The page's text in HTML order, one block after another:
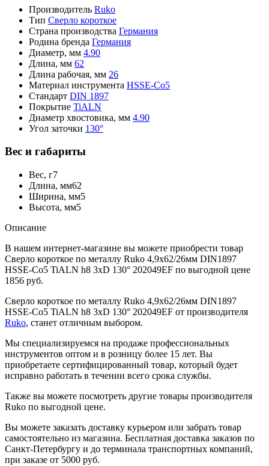
Производитель Ruko
Тип Сверло короткое
Страна производства Германия
Родина бренда Германия
Диаметр, мм 4.90
Длина, мм 62
Длина рабочая, мм 26
Материал инструмента HSSE-Co5
Стандарт DIN 1897
Покрытие TiALN
Диаметр хвостовика, мм 4.90
Угол заточки 130°
Вес и габариты
Вес, г7
Длина, мм62
Ширина, мм5
Высота, мм5
Описание
В нашем интернет-магазине вы можете приобрести товар
Сверло короткое по металлу Ruko 4,9x62/26мм DIN1897
HSSE-Co5 TiALN h8 3xD 130° 202049EF по выгодной цене
1856 руб.
Сверло короткое по металлу Ruko 4,9x62/26мм DIN1897
HSSE-Co5 TiALN h8 3xD 130° 202049EF от производителя
Ruko, станет отличным выбором.
Мы специализируемся на продаже профессиональных
инструментов оптом и в розницу более 15 лет. Вы
приобретаете сертифицированный товар, который будет
исправно работать в течении всего срока службы.
Также вы можете посмотреть другие товары производителя
Ruko по выгодной цене.
Вы можете заказать доставку курьером или забрать товар
самостоятельно из магазина. Бесплатная доставка заказов по
Санкт-Петербургу и до терминала транспортных компаний,
при заказе от 5000 руб.